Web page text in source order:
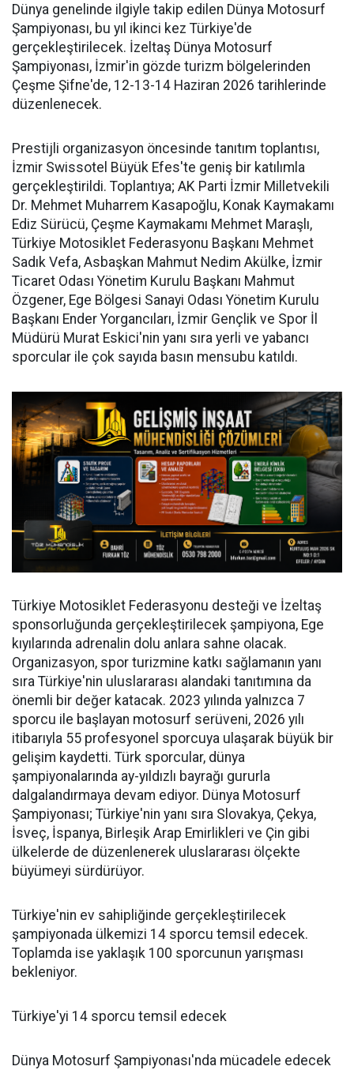
Dünya genelinde ilgiyle takip edilen Dünya Motosurf
Şampiyonası, bu yıl ikinci kez Türkiye'de
gerçekleştirilecek. İzeltaş Dünya Motosurf
Şampiyonası, İzmir'in gözde turizm bölgelerinden
Çeşme Şifne'de, 12-13-14 Haziran 2026 tarihlerinde
düzenlenecek.
Prestijli organizasyon öncesinde tanıtım toplantısı,
İzmir Swissotel Büyük Efes'te geniş bir katılımla
gerçekleştirildi. Toplantıya; AK Parti İzmir Milletvekili
Dr. Mehmet Muharrem Kasapoğlu, Konak Kaymakamı
Ediz Sürücü, Çeşme Kaymakamı Mehmet Maraşlı,
Türkiye Motosiklet Federasyonu Başkanı Mehmet
Sadık Vefa, Asbaşkan Mahmut Nedim Akülke, İzmir
Ticaret Odası Yönetim Kurulu Başkanı Mahmut
Özgener, Ege Bölgesi Sanayi Odası Yönetim Kurulu
Başkanı Ender Yorgancıları, İzmir Gençlik ve Spor İl
Müdürü Murat Eskici'nin yanı sıra yerli ve yabancı
sporcular ile çok sayıda basın mensubu katıldı.
Türkiye Motosiklet Federasyonu desteği ve İzeltaş
sponsorluğunda gerçekleştirilecek şampiyona, Ege
kıyılarında adrenalin dolu anlara sahne olacak.
Organizasyon, spor turizmine katkı sağlamanın yanı
sıra Türkiye'nin uluslararası alandaki tanıtımına da
önemli bir değer katacak. 2023 yılında yalnızca 7
sporcu ile başlayan motosurf serüveni, 2026 yılı
itibarıyla 55 profesyonel sporcuya ulaşarak büyük bir
gelişim kaydetti. Türk sporcular, dünya
şampiyonalarında ay-yıldızlı bayrağı gururla
dalgalandırmaya devam ediyor. Dünya Motosurf
Şampiyonası; Türkiye'nin yanı sıra Slovakya, Çekya,
İsveç, İspanya, Birleşik Arap Emirlikleri ve Çin gibi
ülkelerde de düzenlenerek uluslararası ölçekte
büyümeyi sürdürüyor.
Türkiye'nin ev sahipliğinde gerçekleştirilecek
şampiyonada ülkemizi 14 sporcu temsil edecek.
Toplamda ise yaklaşık 100 sporcunun yarışması
bekleniyor.
Türkiye'yi 14 sporcu temsil edecek
Dünya Motosurf Şampiyonası'nda mücadele edecek